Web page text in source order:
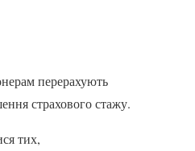
перерахують
страхового стажу.
тих,